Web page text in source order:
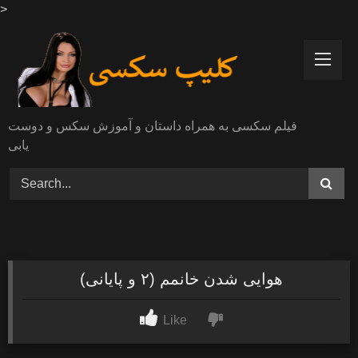
>
content
فیلم سکسی به همراه داستان و آموزش سکس و دوست
یابی
هوایی شدن خانمم (۲ و پایانی)
Like